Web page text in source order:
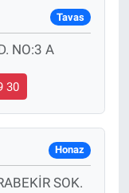
Tavas
NO:3 A
30
Honaz
SOK.